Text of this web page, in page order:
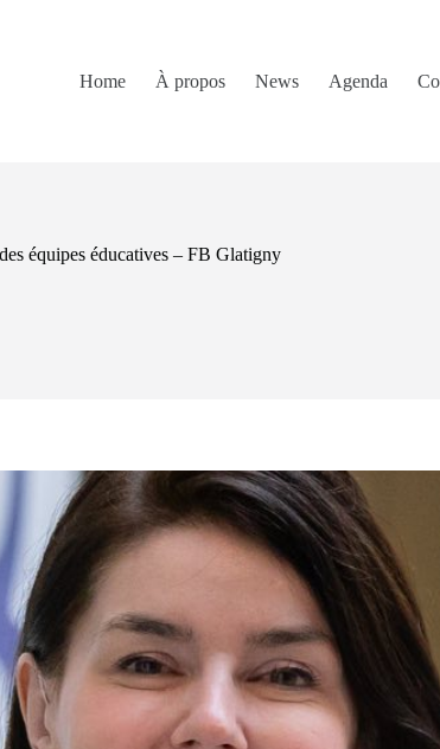
Home
À propos News Agenda
équipes éducatives – FB Glatigny